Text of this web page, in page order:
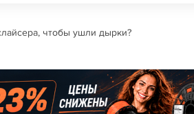
чтобы ушли дырки?